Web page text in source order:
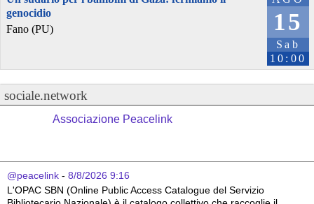
15
Sab
10:00
genocidio
Fano (PU)
sociale.network
Associazione Peacelink
@peacelink - 8/8/2026 9:16
L'OPAC SBN (Online Public Access Catalogue del Servizio